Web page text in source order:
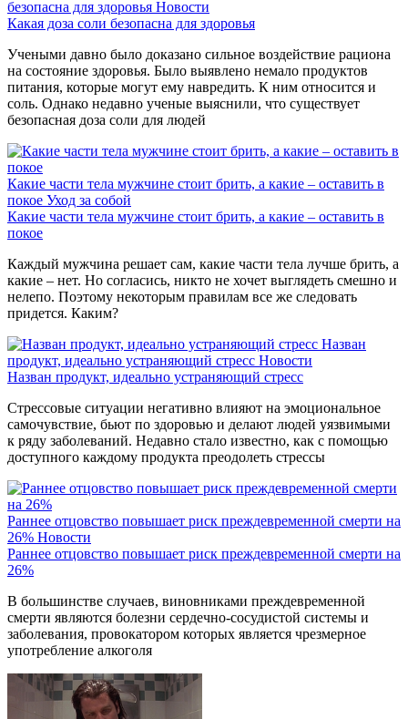
безопасна для здоровья Новости
Какая доза соли безопасна для здоровья
Учеными давно было доказано сильное воздействие рациона
на состояние здоровья. Было выявлено немало продуктов
питания, которые могут ему навредить. К ним относится и
соль. Однако недавно ученые выяснили, что существует
безопасная доза соли для людей
Какие части тела мужчине стоит брить, а какие – оставить в
покое Уход за собой
Какие части тела мужчине стоит брить, а какие – оставить в
покое
Каждый мужчина решает сам, какие части тела лучше брить, а
какие – нет. Но согласись, никто не хочет выглядеть смешно и
нелепо. Поэтому некоторым правилам все же следовать
придется. Каким?
Назван
продукт, идеально устраняющий стресс Новости
Назван продукт, идеально устраняющий стресс
Стрессовые ситуации негативно влияют на эмоциональное
самочувствие, бьют по здоровью и делают людей уязвимыми
к ряду заболеваний. Недавно стало известно, как с помощью
доступного каждому продукта преодолеть стрессы
Раннее отцовство повышает риск преждевременной смерти на
26% Новости
Раннее отцовство повышает риск преждевременной смерти на
26%
В большинстве случаев, виновниками преждевременной
смерти являются болезни сердечно-сосудистой системы и
заболевания, провокатором которых является чрезмерное
употребление алкоголя